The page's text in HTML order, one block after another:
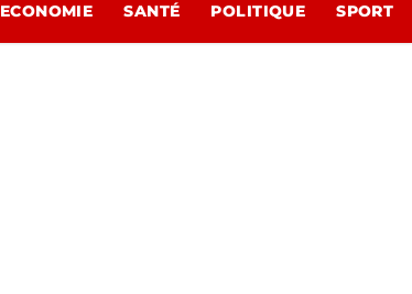
ECONOMIE SANTÉ POLITIQUE SPORT